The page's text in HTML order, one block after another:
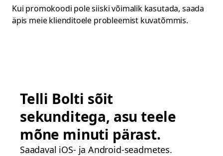
Kui promokoodi pole siiski võimalik kasutada, saada
äpis meie klienditoele probleemist kuvatõmmis.
Telli Bolti sõit
sekunditega, asu teele
mõne minuti pärast.
Saadaval iOS- ja Android-seadmetes.